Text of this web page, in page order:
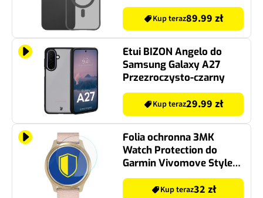
Kup teraz89.99 zł
Etui BIZON Angelo do
Samsung Galaxy A27
Przezroczysto-czarny
Kup teraz29.99 zł
Folia ochronna 3MK
Watch Protection do
Garmin Vivomove Style
42 mm (3 szt.)
Kup teraz32 zł